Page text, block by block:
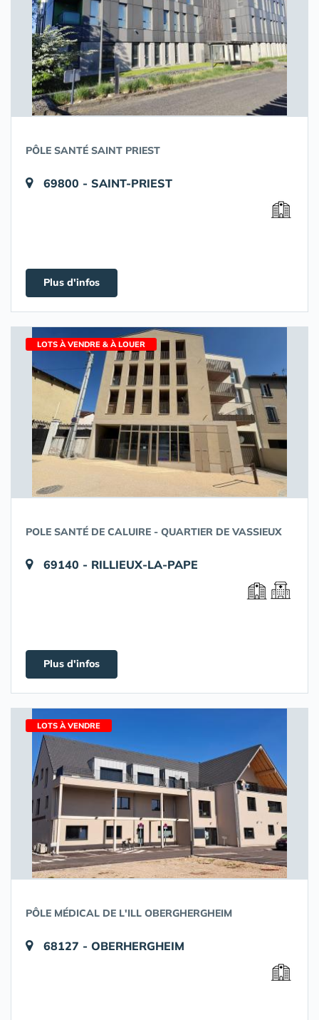
PÔLE SANTÉ SAINT PRIEST
69800 - SAINT-PRIEST
Plus d'infos
LOTS À VENDRE & À LOUER
POLE SANTÉ DE CALUIRE - QUARTIER DE VASSIEUX
69140 - RILLIEUX-LA-PAPE
Plus d'infos
LOTS À VENDRE
PÔLE MÉDICAL DE L'ILL OBERGHERGHEIM
68127 - OBERHERGHEIM